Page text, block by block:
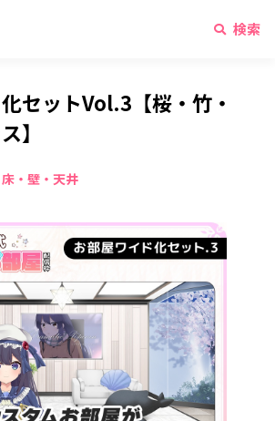
検索
セットVol.3【桜・竹・
】
床・壁・天井